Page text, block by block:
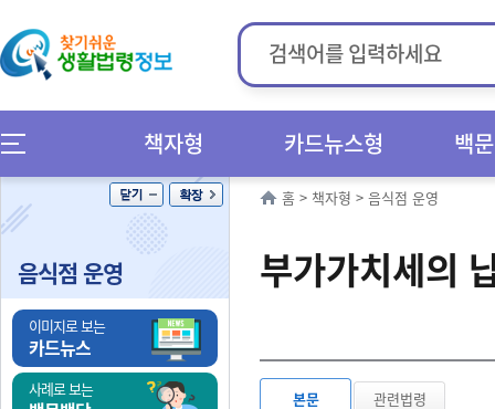
책자형 카드뉴스형 백
음식점 운영
이미지로 보는
카드뉴스
사례로 보는
홈 > 책자형 > 음식점 운영
부가가치세의
본문 관련법령